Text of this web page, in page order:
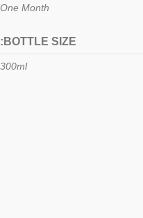
One Month
BOTTLE SIZE:
300ml